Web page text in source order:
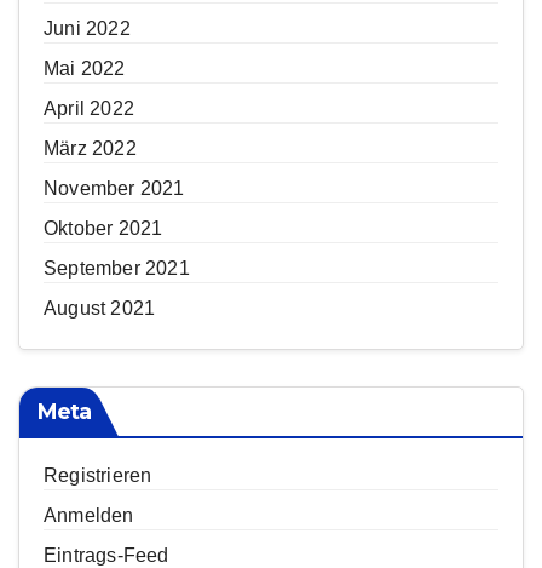
Juni 2022
Mai 2022
April 2022
März 2022
November 2021
Oktober 2021
September 2021
August 2021
Meta
Registrieren
Anmelden
Eintrags-Feed